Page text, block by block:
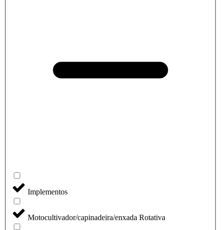
Implementos
Motocultivador/capinadeira/enxada Rotativa